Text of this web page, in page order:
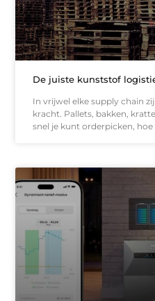
De juiste kunststof
In vrijwel elke supply chain
kracht. Pallets, bakken,
snel je kunt orderpicken, hoe